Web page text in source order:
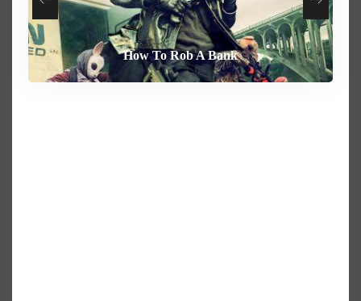
Heart of the Beast
Behemoth
How To Rob A Bank
By Any Means